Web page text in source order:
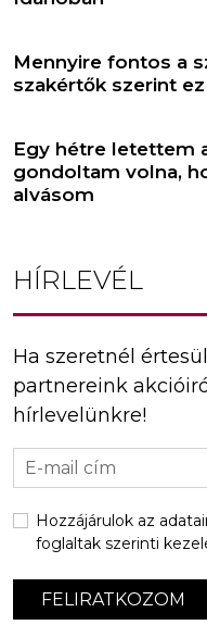
Mennyire fontos a
szakértők szerint ez
Egy hétre letettem
gondoltam volna,
alvásom
HÍRLEVÉL
Ha szeretnél
partnereink
hírlevelünkre!
FELIRATKOZOM
Hozzájárulok az
foglaltak szerinti